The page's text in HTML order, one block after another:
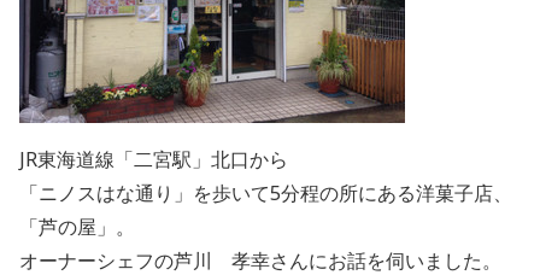
JR東海道線「二宮駅」北口から
「ニノスはな通り」を歩いて5分程の所にある洋菓子店、
「芦の屋」。
オーナーシェフの芦川 孝幸さんにお話を伺いました。